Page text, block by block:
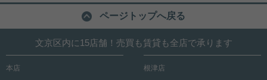
ページトップへ戻る
文京区内に15店舗！売買も賃貸も全店で承ります
本店 根津店